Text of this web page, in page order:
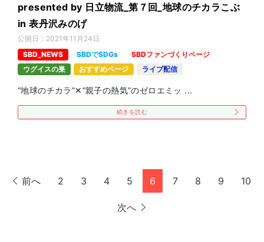
presented by 日立物流_第７回_地球のチカラこぶ
in 表丹沢みのげ
公開日： 2021年11月24日
SBD_NEWS
SBDでSDGs
SBDファンづくりページ
ウグイスの巣
おすすめページ ライブ配信
“地球のチカラ”✕“親子の熱気”のゼロエミッ ...
続きを読む
前へ 2 3 4 5 6 7 8 9 10
次へ